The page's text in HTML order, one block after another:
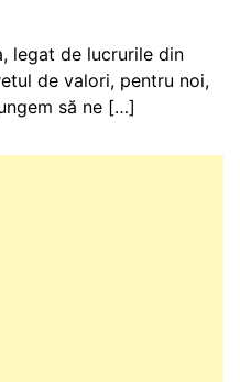
legat de lucrurile din
de valori, pentru noi,
să ne […]